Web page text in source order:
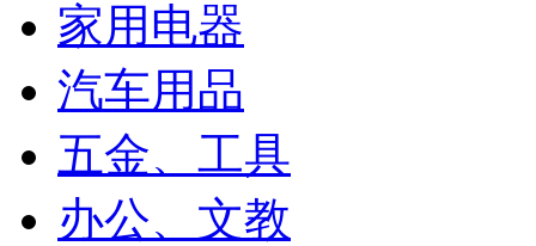
家用电器
汽车用品
五金、工具
办公、文教